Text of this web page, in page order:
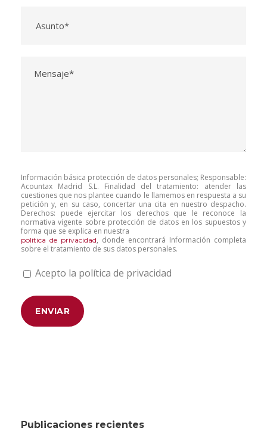
Información básica protección de datos personales; Responsable:
Acountax Madrid S.L. Finalidad del tratamiento: atender las
cuestiones que nos plantee cuando le llamemos en respuesta a su
petición y, en su caso, concertar una cita en nuestro despacho.
Derechos: puede ejercitar los derechos que le reconoce la
normativa vigente sobre protección de datos en los supuestos y
forma que se explica en nuestra
política de privacidad, donde encontrará Información completa
sobre el tratamiento de sus datos personales.
Acepto la política de privacidad
Publicaciones recientes